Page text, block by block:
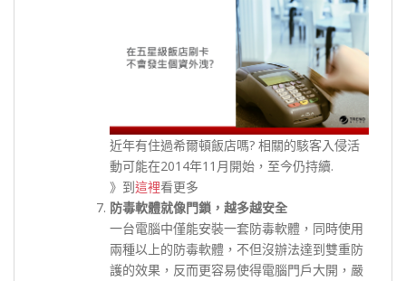
近年有住過希爾頓飯店嗎? 相關的駭客入侵活
動可能在2014年11月開始，至今仍持續.
》到這裡看更多
防毒軟體就像門鎖，越多越安全
一台電腦中僅能安裝一套防毒軟體，同時使用
兩種以上的防毒軟體，不但沒辦法達到雙重防
護的效果，反而更容易使得電腦門戶大開，嚴